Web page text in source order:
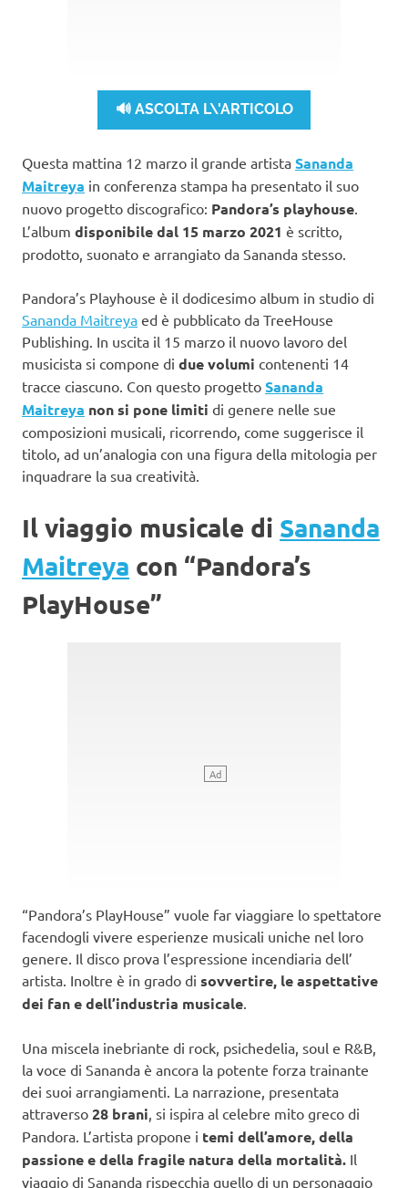
🔊 ASCOLTA L\'ARTICOLO
Questa mattina 12 marzo il grande artista Sananda
Maitreya in conferenza stampa ha presentato il suo
nuovo progetto discografico: Pandora’s playhouse
L’album disponibile dal 15 marzo 2021 è scritto,
prodotto, suonato e arrangiato da Sananda stesso.
Pandora’s Playhouse è il dodicesimo album in studio di
Sananda Maitreya ed è pubblicato da TreeHouse
Publishing. In uscita il 15 marzo il nuovo lavoro del
musicista si compone di due volumi contenenti 14
tracce ciascuno. Con questo progetto Sananda
Maitreya non si pone limiti di genere nelle sue
composizioni musicali, ricorrendo, come suggerisce il
titolo, ad un’analogia con una figura della mitologia per
inquadrare la sua creatività.
Il viaggio musicale di Sananda
Maitreya con “Pandora’s
PlayHouse”
“Pandora’s PlayHouse” vuole far viaggiare lo spettatore
facendogli vivere esperienze musicali uniche nel loro
genere. Il disco prova l’espressione incendiaria dell’
artista. Inoltre è in grado di sovvertire, le aspettative
dei fan e dell’industria musicale
Una miscela inebriante di rock, psichedelia, soul e R&B,
la voce di Sananda è ancora la potente forza trainante
dei suoi arrangiamenti. La narrazione, presentata
attraverso 28 brani , si ispira al celebre mito greco di
Pandora. L’artista propone i temi dell’amore, della
passione e della fragile natura della mortalità. Il
viaggio di Sananda rispecchia quello di un personaggio